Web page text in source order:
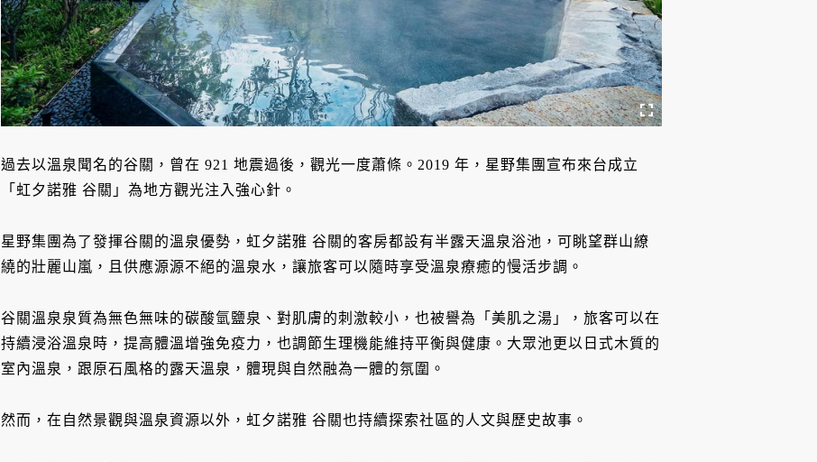
過去以溫泉聞名的谷關，曾在 921 地震過後，觀光一度蕭條。2019 年，星野集團宣布來台成立
「虹夕諾雅 谷關」為地方觀光注入強心針。
星野集團為了發揮谷關的溫泉優勢，虹夕諾雅 谷關的客房都設有半露天溫泉浴池，可眺望群山繚
繞的壯麗山嵐，且供應源源不絕的溫泉水，讓旅客可以隨時享受溫泉療癒的慢活步調。
谷關溫泉泉質為無色無味的碳酸氫鹽泉、對肌膚的刺激較小，也被譽為「美肌之湯」，旅客可以在
持續浸浴溫泉時，提高體溫增強免疫力，也調節生理機能維持平衡與健康。大眾池更以日式木質的
室內溫泉，跟原石風格的露天溫泉，體現與自然融為一體的氛圍。
然而，在自然景觀與溫泉資源以外，虹夕諾雅 谷關也持續探索社區的人文與歷史故事。